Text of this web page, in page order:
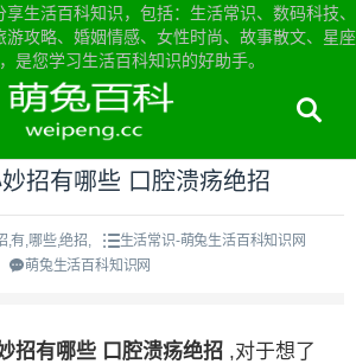
生活百科知识，包括：生活常识、数码科技、
攻略、婚姻情感、女性时尚、故事散文、星座
是您学习生活百科知识的好助手。
科知识网首页>生活常识
招有哪些 口腔溃疡绝招
,有,哪些,绝招,
生活常识-萌兔生活百科知识网
萌兔生活百科知识网
招有哪些 口腔溃疡绝招 ,对于想了